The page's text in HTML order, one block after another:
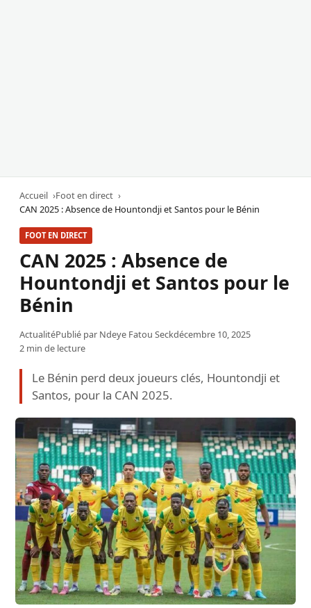
Accueil
Foot en direct
CAN 2025 : Absence de Hountondji et Santos pour le Bénin
FOOT EN DIRECT
CAN 2025 : Absence de
Hountondji et Santos pour le
Bénin
ActualitéPublié par Ndeye Fatou Seckdécembre 10, 2025
2 min de lecture
Le Bénin perd deux joueurs clés, Hountondji et
Santos, pour la CAN 2025.